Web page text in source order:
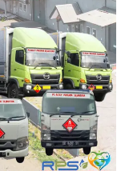
Grup. All